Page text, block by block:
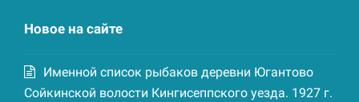
Новое на сайте
Именной список рыбаков деревни Югантово
Сойкинской волости Кингисеппского уезда. 1927 г.